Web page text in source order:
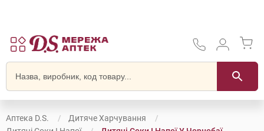
Аптека D.S.
Дитяче Харчування